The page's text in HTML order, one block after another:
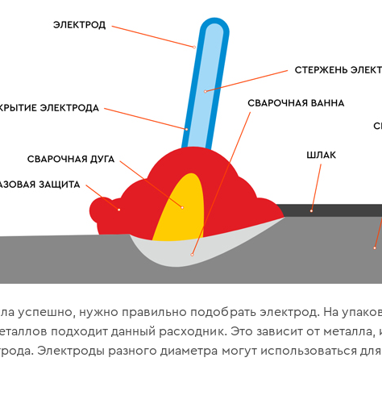
успешно, нужно правильно подобрать электрод. На
подходит данный расходник. Это зависит от металла,
Электроды разного диаметра могут использоваться